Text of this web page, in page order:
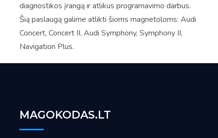
diagnostikos įrangą ir atlikus programavimo darbus.
Šią paslaugą galime atlikti šioms magnetoloms: Audi
Concert, Concert II, Audi Symphony, Symphony II,
Navigation Plus.
MAGOKODAS.LT